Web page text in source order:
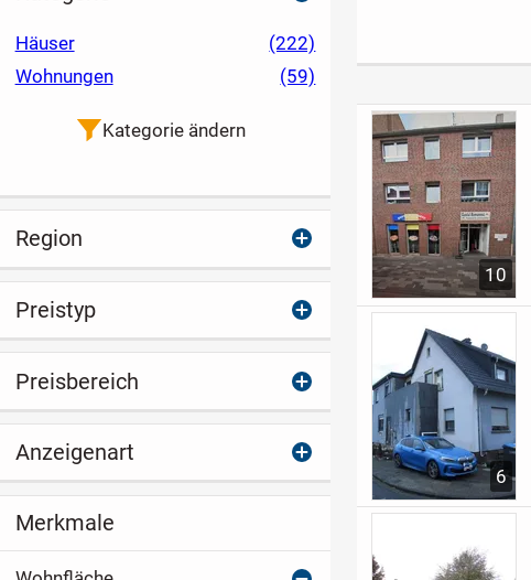
im Kreuzviertel
Entwicklungsspielra
10
6
Häuser
(222)
Wohnungen
(59)
Kategorie ändern
Region
Preistyp
Preisbereich
Anzeigenart
Merkmale